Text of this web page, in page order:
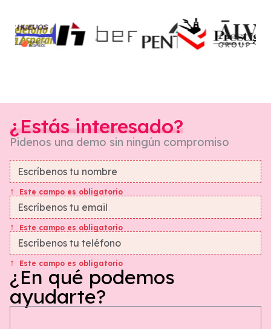
¿Estás interesado?
Pidenos una demo sin ningún compromiso
Este campo es obligatorio
Este campo es obligatorio
Este campo es obligatorio
¿En qué podemos
ayudarte?